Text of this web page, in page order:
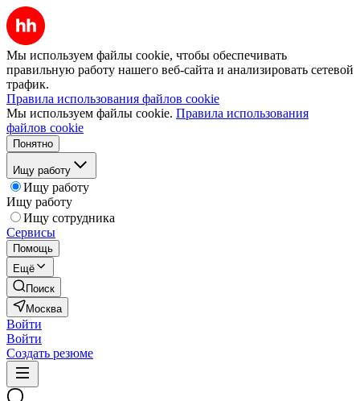
Мы используем файлы cookie, чтобы обеспечивать
правильную работу нашего веб-сайта и анализировать сетевой
трафик.
Правила использования файлов cookie
Мы используем файлы cookie. Правила использования
файлов cookie
Понятно
Ищу работу
Ищу работу
Ищу работу
Ищу сотрудника
Сервисы
Помощь
Ещё
Поиск
Москва
Войти
Войти
Создать резюме